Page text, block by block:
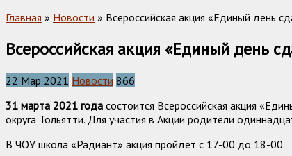
Главная » Новости » Всероссийская акция «Единый день
Всероссийская акция «Единый день
22 Мар 2021 Новости 866
31 марта 2021 года состоится Всероссийская акция
округа Тольятти. Для участия в Акции родители
В ЧОУ школа «Радиант» акция пройдет с 17-00 до 18-00.